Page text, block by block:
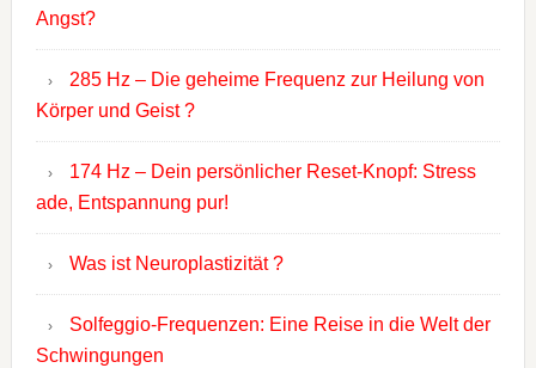
Angst?
285 Hz – Die geheime Frequenz zur Heilung von
Körper und Geist ?
174 Hz – Dein persönlicher Reset-Knopf: Stress
ade, Entspannung pur!
Was ist Neuroplastizität ?
Solfeggio-Frequenzen: Eine Reise in die Welt der
Schwingungen